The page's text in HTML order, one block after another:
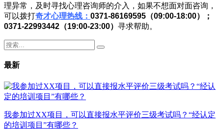
理异常，及时寻找心理咨询师的介入，如果不想面对面咨询，
可以拨打奇才心理热线： 0371-86169595（09:00-18:00）
；
0371-22993442（19:00-23:00） 寻求帮助。
最新
我参加过XX项目，可以直接报水平评价三级考试吗？“经认定
的培训项目”有哪些？